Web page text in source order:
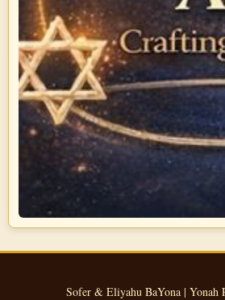
Sofer & Eliyahu BaYona | Yonah